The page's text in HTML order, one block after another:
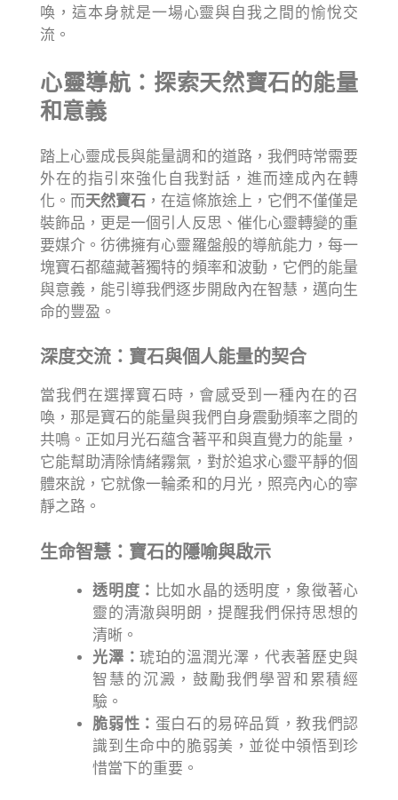
喚，這本身就是一場心靈與自我之間的愉悅交
流。
心靈導航：探索天然寶石的能量
和意義
踏上心靈成長與能量調和的道路，我們時常需要
外在的指引來強化自我對話，進而達成內在轉
化。而天然寶石 ，在這條旅途上，它們不僅僅是
裝飾品，更是一個引人反思、催化心靈轉變的重
要媒介。彷彿擁有心靈羅盤般的導航能力，每一
塊寶石都蘊藏著獨特的頻率和波動，它們的能量
與意義，能引導我們逐步開啟內在智慧，邁向生
命的豐盈。
深度交流：寶石與個人能量的契合
當我們在選擇寶石時，會感受到一種內在的召
喚，那是寶石的能量與我們自身震動頻率之間的
共鳴。正如月光石蘊含著平和與直覺力的能量，
它能幫助清除情緒霧氣，對於追求心靈平靜的個
體來說，它就像一輪柔和的月光，照亮內心的寧
靜之路。
生命智慧：寶石的隱喻與啟示
透明度： 比如水晶的透明度，象徵著心
靈的清澈與明朗，提醒我們保持思想的
清晰。
光澤：琥珀的溫潤光澤，代表著歷史與
智慧的沉澱，鼓勵我們學習和累積經
驗。
脆弱性： 蛋白石的易碎品質，教我們認
識到生命中的脆弱美，並從中領悟到珍
惜當下的重要。